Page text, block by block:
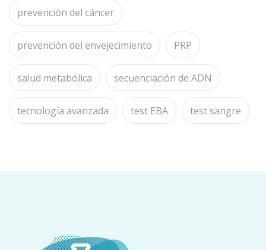
prevención del cáncer
prevención del envejecimiento PRP
salud metabólica secuenciación de ADN
tecnología avanzada test EBA test sangre